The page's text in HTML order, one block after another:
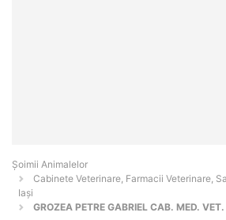
Şoimii Animalelor
Cabinete Veterinare, Farmacii Veterinare,
Iaşi
GROZEA PETRE GABRIEL CAB. MED. VET.